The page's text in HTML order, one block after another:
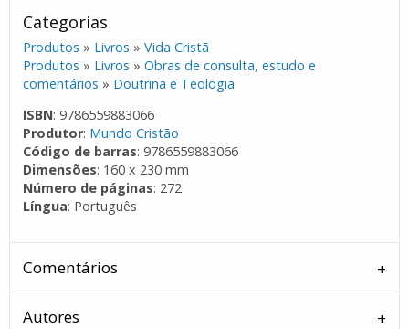
Categorias
Produtos » Livros »Vida Cristã
Produtos » Livros »Obras de consulta, estudo e
comentários » Doutrina e Teologia
ISBN: 9786559883066
Produtor: Mundo Cristão
Código de barras: 9786559883066
Dimensões: 160 x 230 mm
Número de páginas: 272
Língua: Português
Comentários
Autores